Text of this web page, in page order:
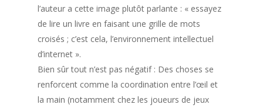
l’auteur a cette image plutôt parlante : « essayez
de lire un livre en faisant une grille de mots
croisés ; c’est cela, l’environnement intellectuel
d’internet ».
Bien sûr tout n’est pas négatif : Des choses se
renforcent comme la coordination entre l’œil et
la main (notamment chez les joueurs de jeux